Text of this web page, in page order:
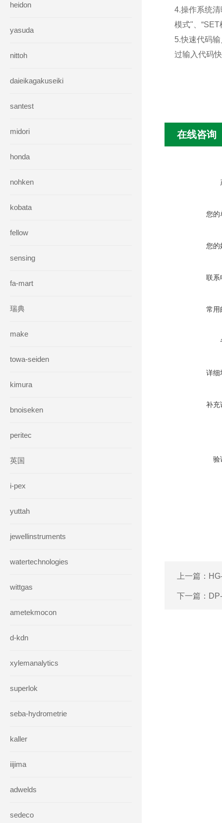
heidon
yasuda
nittoh
daieikagakuseiki
santest
midori
honda
nohken
kobata
fellow
sensing
fa-mart
瑞典
make
towa-seiden
kimura
bnoiseken
peritec
英国
i-pex
yuttah
jewellinstruments
watertechnologies
wittgas
ametekmocon
d-kdn
xylemanalytics
superlok
seba-hydrometrie
kaller
iijima
adwelds
sedeco
4.操作系统
模式"、
5.快速代码
过输入代码
在线咨询
您的
您的
联系
常用
详细
补充
验
上一篇：
下一篇：